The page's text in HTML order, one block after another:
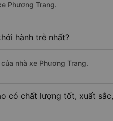
Phương Trang.
hành trễ nhất?
nhà xe Phương Trang.
có chất lượng tốt, xuất sắc,